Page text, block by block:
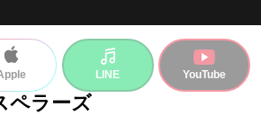
LINE YouTube
ペラーズ